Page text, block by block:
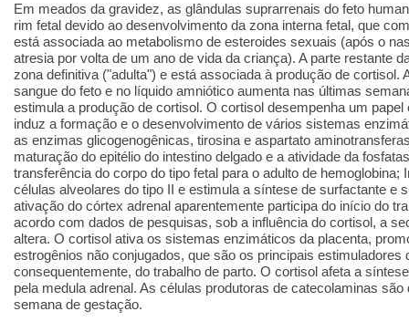
Em meados da gravidez, as glândulas suprarrenais do feto
rim fetal devido ao desenvolvimento da zona interna fetal, que
está associada ao metabolismo de esteroides sexuais (após o
atresia por volta de um ano de vida da criança). A parte restante
zona definitiva ("adulta") e está associada à produção de cortisol.
sangue do feto e no líquido amniótico aumenta nas últimas
estimula a produção de cortisol. O cortisol desempenha um
induz a formação e o desenvolvimento de vários sistemas
as enzimas glicogenogênicas, tirosina e aspartato
maturação do epitélio do intestino delgado e a atividade da
transferência do corpo do tipo fetal para o adulto de hemoglobina;
células alveolares do tipo II e estimula a síntese de surfactante e
ativação do córtex adrenal aparentemente participa do início do
acordo com dados de pesquisas, sob a influência do cortisol, a
altera. O cortisol ativa os sistemas enzimáticos da placenta,
estrogênios não conjugados, que são os principais estimuladores
consequentemente, do trabalho de parto. O cortisol afeta a
pela medula adrenal. As células produtoras de catecolaminas são
semana de gestação.